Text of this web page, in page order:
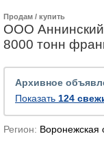
Продам / купить
ООО Аннинский
8000 тонн
Архивное
Показать 124
Регион: Воронежская